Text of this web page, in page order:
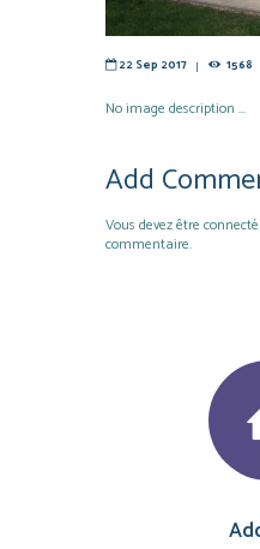
22 Sep 2017 1568
No image description ...
Add
Vous devezêtre connecté
commentaire.